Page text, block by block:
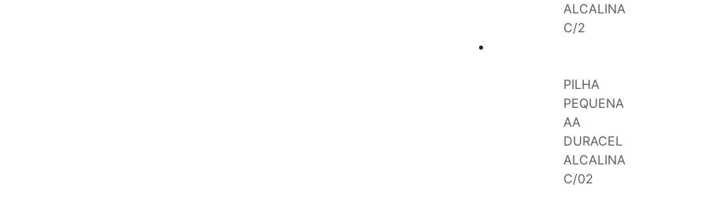
ALCALINA
C/2
PILHA
PEQUENA
AA
DURACEL
ALCALINA
C/02